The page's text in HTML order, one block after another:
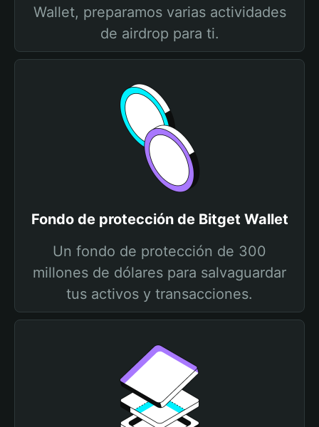
Wallet, preparamos varias actividades
de airdrop para ti.
Fondo de protección de Bitget Wallet
Un fondo de protección de 300
millones de dólares para salvaguardar
tus activos y transacciones.